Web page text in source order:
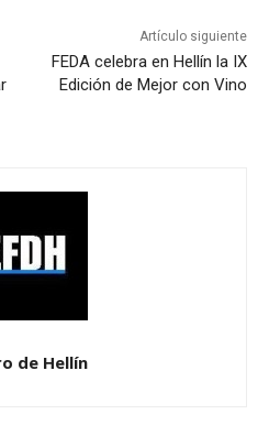
Artículo siguiente
FEDA celebra en Hellín la IX
Edición de Mejor con Vino
de Hellín